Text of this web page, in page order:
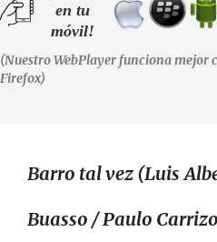
SHOWS
LA RADIO
STAFF
EVENTOS
en tu
móvil!
(Nuestro WebPlayer funciona mejor
Firefox)
Barro tal vez (Luis
Buasso / Paulo Carrizo